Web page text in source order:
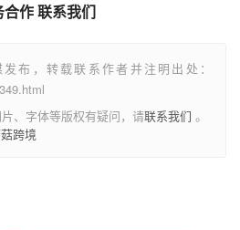
合作 联系我们
布，转载联系作者并注明出处：
、字体等版权有疑问，请联系我们 。
跨境